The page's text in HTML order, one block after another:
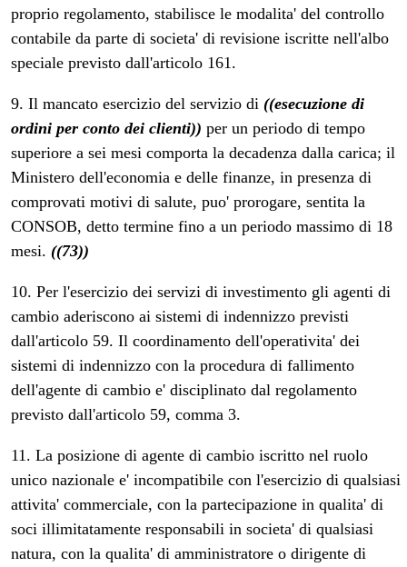
proprio regolamento, stabilisce le modalita' del controllo
contabile da parte di societa' di revisione iscritte nell'albo
speciale previsto dall'articolo 161.
9. Il mancato esercizio del servizio di ((esecuzione di
ordini per conto dei clienti)) per un periodo di tempo
superiore a sei mesi comporta la decadenza dalla carica; il
Ministero dell'economia e delle finanze, in presenza di
comprovati motivi di salute, puo' prorogare, sentita la
CONSOB, detto termine fino a un periodo massimo di 18
mesi. ((73))
10. Per l'esercizio dei servizi di investimento gli agenti di
cambio aderiscono ai sistemi di indennizzo previsti
dall'articolo 59. Il coordinamento dell'operativita' dei
sistemi di indennizzo con la procedura di fallimento
dell'agente di cambio e' disciplinato dal regolamento
previsto dall'articolo 59, comma 3.
11. La posizione di agente di cambio iscritto nel ruolo
unico nazionale e' incompatibile con l'esercizio di qualsiasi
attivita' commerciale, con la partecipazione in qualita' di
soci illimitatamente responsabili in societa' di qualsiasi
natura, con la qualita' di amministratore o dirigente di